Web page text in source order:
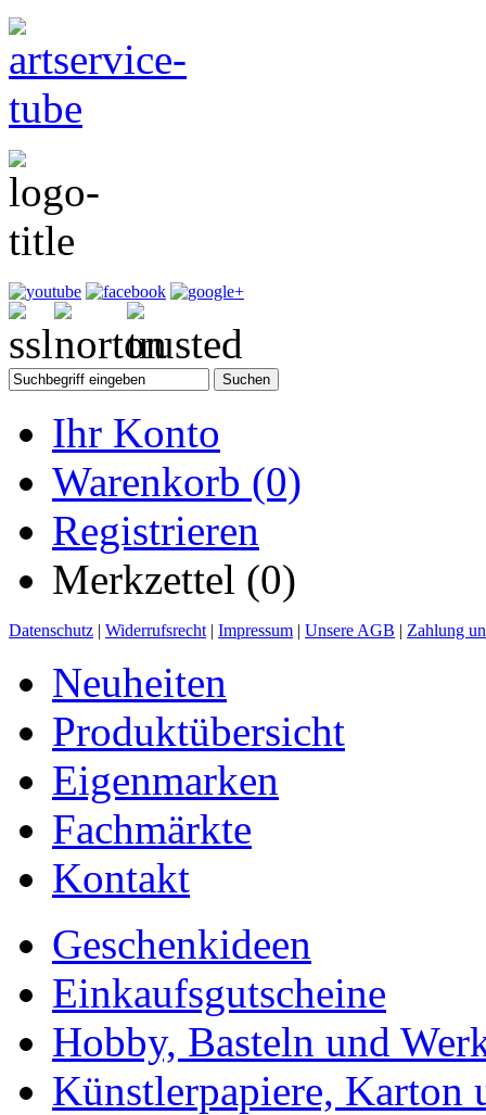
Ihr Konto
Warenkorb (0)
Registrieren
Merkzettel (0)
Datenschutz | Widerrufsrecht | Impressum | Unsere AGB | Zahlung
Neuheiten
Produktübersicht
Eigenmarken
Fachmärkte
Kontakt
Geschenkideen
Einkaufsgutscheine
Hobby, Basteln und
Künstlerpapiere, Karton